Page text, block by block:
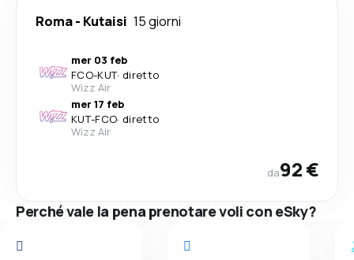
Roma- Kutaisi 15 giorni
mer 03 feb
FCO-KUT· diretto
Wizz Air
mer 17 feb
KUT-FCO· diretto
Wizz Air
da92 €
Perché vale la pena prenotare voli con eSky?